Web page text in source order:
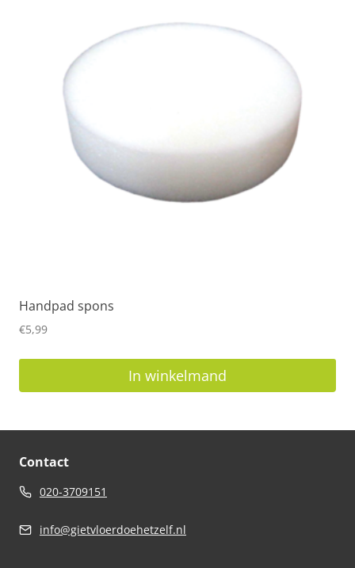
Handpad spons
€5,99
In winkelmand
Contact
020-3709151
info@gietvloerdoehetzelf.nl